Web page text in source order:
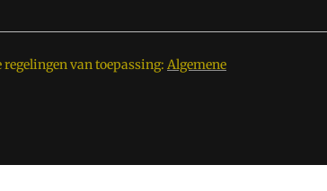
van toepassing: Algemene